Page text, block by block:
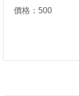
價格：500